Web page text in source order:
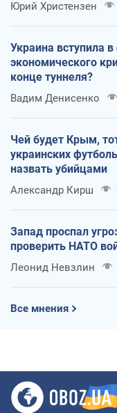
Юрий Христензен
Украина вступила в
экономического
конце туннеля?
Вадим Денисенко
Чей будет Крым,
украинских
назвать убийцами
Александр Кирш
Запад проспал
проверить НАТО
Леонид Невзлин
Все мнения